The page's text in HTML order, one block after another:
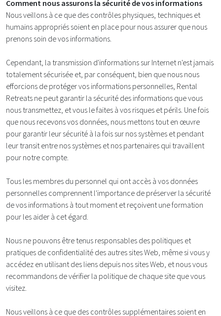
Comment nous assurons la sécurité de vos informations
Nous veillons à ce que des contrôles physiques, techniques et
humains appropriés soient en place pour nous assurer que nous
prenons soin de vos informations.
Cependant, la transmission d'informations sur Internet n'est jamais
totalement sécurisée et, par conséquent, bien que nous nous
efforcions de protéger vos informations personnelles, Rental
Retreats ne peut garantir la sécurité des informations que vous
nous transmettez, et vous le faites à vos risques et périls. Une fois
que nous recevons vos données, nous mettons tout en œuvre
pour garantir leur sécurité à la fois sur nos systèmes et pendant
leur transit entre nos systèmes et nos partenaires qui travaillent
pour notre compte.
Tous les membres du personnel qui ont accès à vos données
personnelles comprennent l'importance de préserver la sécurité
de vos informations à tout moment et reçoivent une formation
pour les aider à cet égard.
Nous ne pouvons être tenus responsables des politiques et
pratiques de confidentialité des autres sites Web, même si vous y
accédez en utilisant des liens depuis nos sites Web, et nous vous
recommandons de vérifier la politique de chaque site que vous
visitez.
Nous veillons à ce que des contrôles supplémentaires soient en